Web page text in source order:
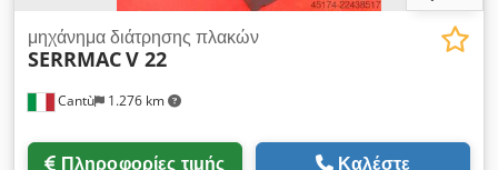
Cantù 1.276 km
μηχάνημα διάτρησης πλακών
SERRMACV 22
Πληροφορίες τιμής Καλέστε